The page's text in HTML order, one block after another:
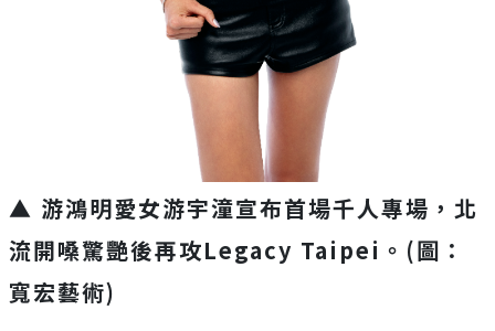
▲ 游鴻明愛女游宇潼宣布首場千人專場，北
流開嗓驚艷後再攻Legacy Taipei。(圖：
寬宏藝術)